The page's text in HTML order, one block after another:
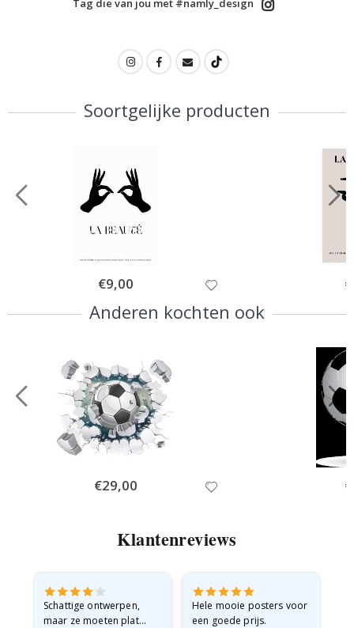
Tag die van jou met #namly_design
Soortgelijke producten
Special
Price
€9,00
Anderen kochten ook
Special
Price
€29,00
Klantenreviews
Schattige ontwerpen,
maar ze moeten plat
Hele mooie posters voor
een goede prijs.